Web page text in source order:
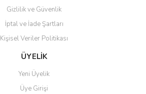
Gönder
Gizlilik ve Güvenlik
İptal ve İade Şartları
Kişisel Veriler Politikası
ÜYELİK
Yeni Üyelik
Üye Girişi